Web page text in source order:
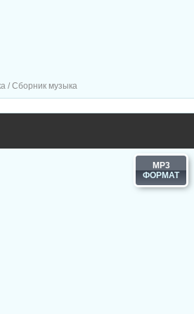
/ Сборник музыка
MP3